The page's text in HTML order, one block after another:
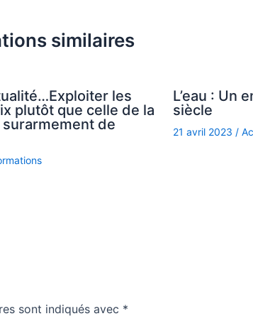
similaires
les
plutôt que celle de la
de
L’eau : Un
siècle
21 avril 2023 /
sont indiqués avec *